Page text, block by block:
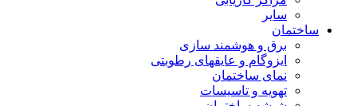
سایر
ساختمان
برق و هوشمند سازی
ایزوگام و عایقهای رطوبتی
نمای ساختمان
تهویه و تاسیسات